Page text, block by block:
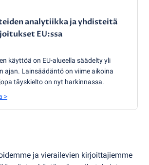
analytiikka ja yhdisteitä
EU:ssa
käyttöä on EU-alueella säädelty yli
ajan. Lainsäädäntö on viime aikoina
täyskielto on nyt harkinnassa.
>
ja vierailevien kirjoittajiemme